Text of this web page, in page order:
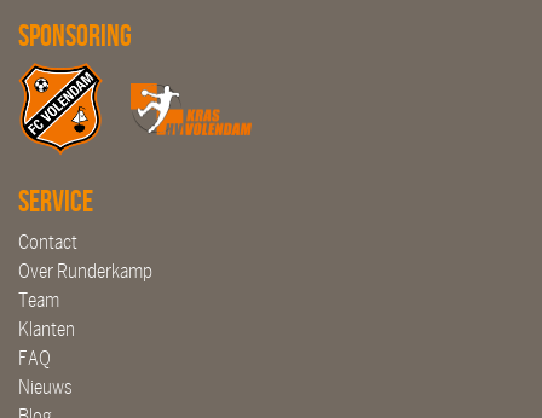
Sponsoring
Service
Contact
Over Runderkamp
Team
Klanten
FAQ
Nieuws